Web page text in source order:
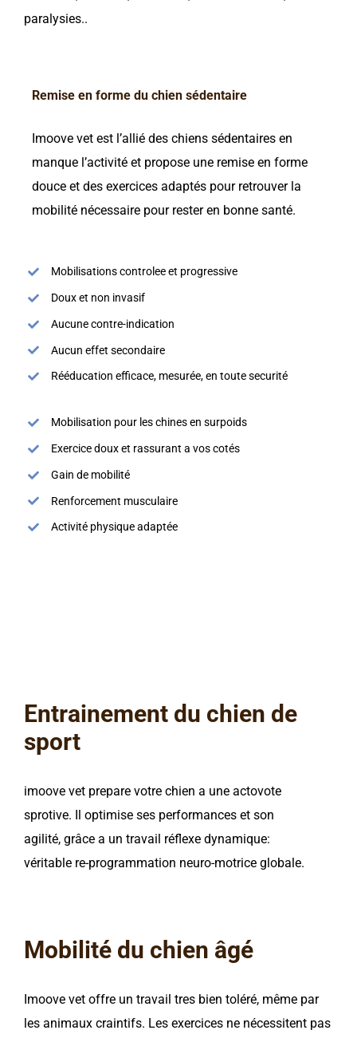
paralysies..
Remise en forme du chien sédentaire
Imoove vet est l’allié des chiens sédentaires en
manque l’activité et propose une remise en forme
douce et des exercices adaptés pour retrouver la
mobilité nécessaire pour rester en bonne santé.
Mobilisations controlee et progressive
Doux et non invasif
Aucune contre-indication
Aucun effet secondaire
Rééducation efficace, mesurée, en toute securité
Mobilisation pour les chines en surpoids
Exercice doux et rassurant a vos cotés
Gain de mobilité
Renforcement musculaire
Activité physique adaptée
Entrainement du chien de
sport
imoove vet prepare votre chien a une actovote
sprotive. Il optimise ses performances et son
agilité, grâce a un travail réflexe dynamique:
véritable re-programmation neuro-motrice globale.
Mobilité du chien âgé
Imoove vet offre un travail tres bien toléré, même par
les animaux craintifs. Les exercices ne nécessitent pas